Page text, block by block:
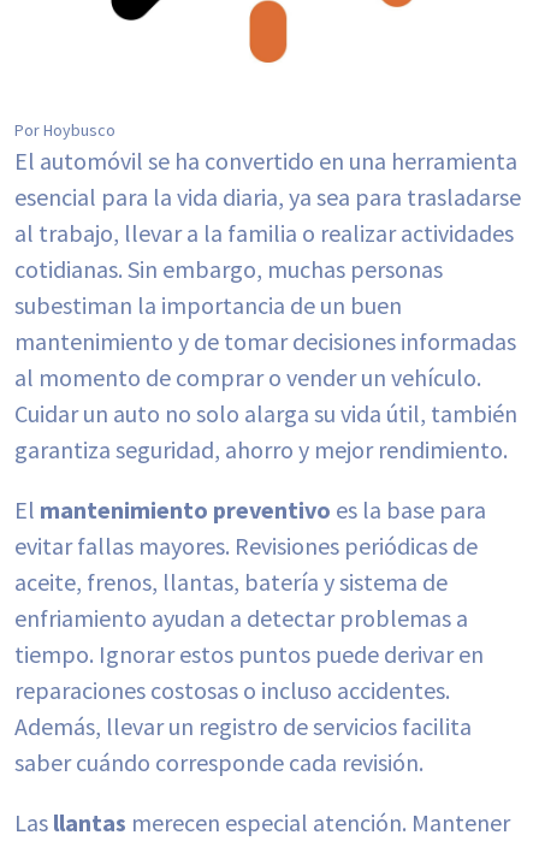
Por Hoybusco
El automóvil se ha convertido en una herramienta
esencial para la vida diaria, ya sea para trasladarse
al trabajo, llevar a la familia o realizar actividades
cotidianas. Sin embargo, muchas personas
subestiman la importancia de un buen
mantenimiento y de tomar decisiones informadas
al momento de comprar o vender un vehículo.
Cuidar un auto no solo alarga su vida útil, también
garantiza seguridad, ahorro y mejor rendimiento.
El mantenimiento preventivo es la base para
evitar fallas mayores. Revisiones periódicas de
aceite, frenos, llantas, batería y sistema de
enfriamiento ayudan a detectar problemas a
tiempo. Ignorar estos puntos puede derivar en
reparaciones costosas o incluso accidentes.
Además, llevar un registro de servicios facilita
saber cuándo corresponde cada revisión.
Las llantas merecen especial atención. Mantener